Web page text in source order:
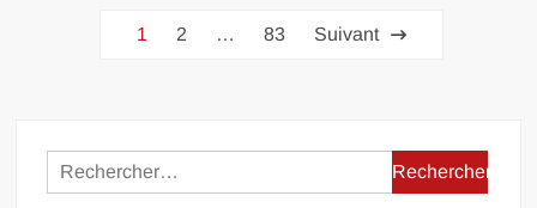
Pagination
1 2 … 83 Suivant
Rechercher :